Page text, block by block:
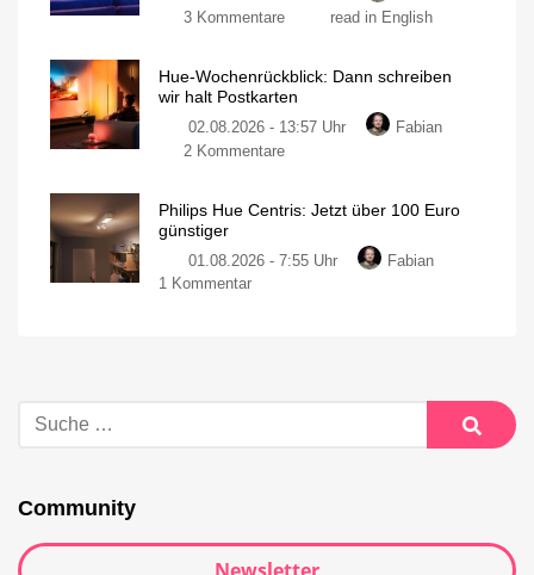
3 Kommentare
read in English
Hue-Wochenrückblick: Dann schreiben
wir halt Postkarten
02.08.2026 - 13:57 Uhr
Fabian
2 Kommentare
Philips Hue Centris: Jetzt über 100 Euro
günstiger
01.08.2026 - 7:55 Uhr
Fabian
1 Kommentar
Community